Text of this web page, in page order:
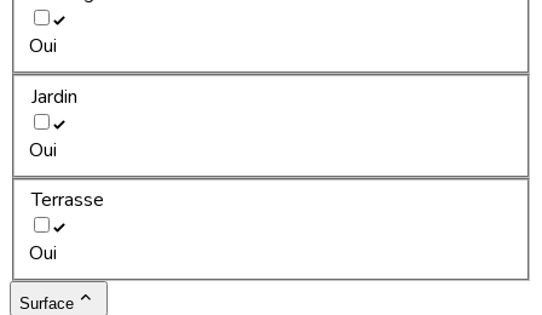
Oui
Jardin
Oui
Terrasse
Oui
Surface